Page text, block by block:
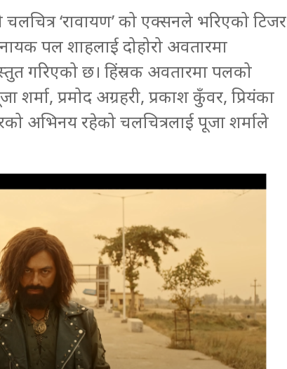
‘रावायण’ को एक्सनले भरिएको टिजर
पल शाहलाई दोहोरो अवतारमा
गरिएको छ। हिंस्रक अवतारमा पलको
प्रमोद अग्रहरी, प्रकाश कुँवर, प्रियंका
अभिनय रहेको चलचित्रलाई पूजा शर्माले